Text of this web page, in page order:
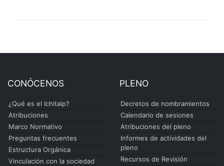
CONÓCENOS
¿Qué es el Ichitaip?
Atribuciones
Marco Normativo
Preguntas frecuentes
Estructura Orgánica
Vinculación con la sociedad
PLENO
Decretos de nombramientos
Calendario de sesiones
Atribuciones del pleno
Informes de actividades del
pleno
Recursos de Revisión